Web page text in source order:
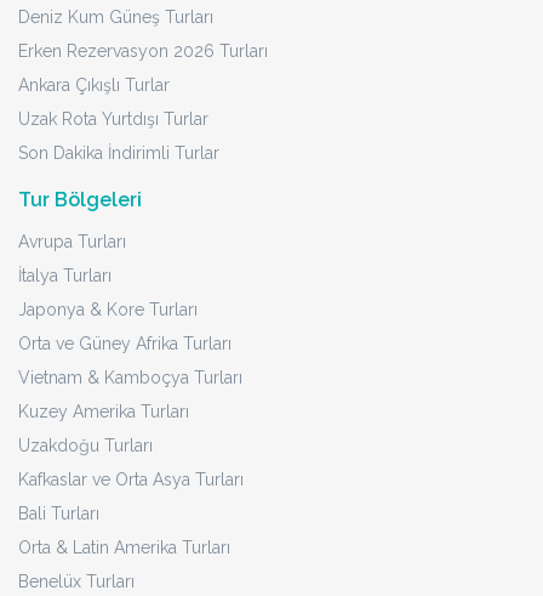
Deniz Kum Güneş Turları
Erken Rezervasyon 2026 Turları
Ankara Çıkışlı Turlar
Uzak Rota Yurtdışı Turlar
Son Dakika İndirimli Turlar
Tur Bölgeleri
Avrupa Turları
İtalya Turları
Japonya & Kore Turları
Orta ve Güney Afrika Turları
Vietnam & Kamboçya Turları
Kuzey Amerika Turları
Uzakdoğu Turları
Kafkaslar ve Orta Asya Turları
Bali Turları
Orta & Latin Amerika Turları
Benelüx Turları